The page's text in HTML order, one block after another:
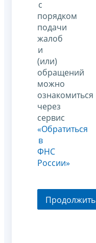
с
порядком
подачи
жалоб
и
(или)
обращений
можно
ознакомиться
через
сервис
«Обратиться
в
ФНС
России»
Продолжить